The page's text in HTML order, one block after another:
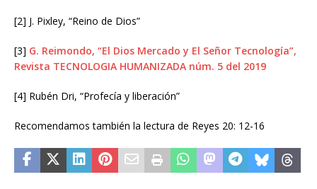
[2] J. Pixley, “Reino de Dios”
[3] G. Reimondo, “El Dios Mercado y El Señor Tecnología”,
Revista TECNOLOGIA HUMANIZADA núm. 5 del 2019
[4] Rubén Dri, “Profecía y liberación”
Recomendamos también la lectura de Reyes 20: 12-16